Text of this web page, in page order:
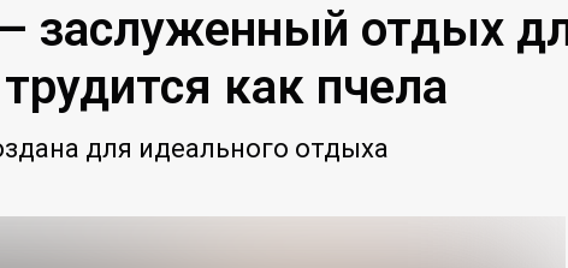
для идеального отдыха
заслуженный отдых
как пчела